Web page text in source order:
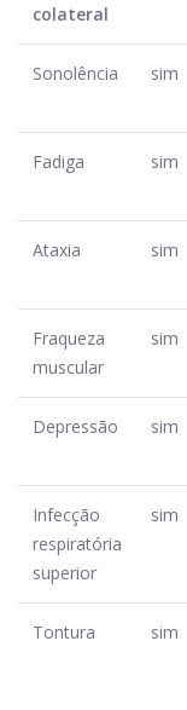
colateral
Sonolência sim
Fadiga sim
Ataxia sim
Fraqueza
muscular
sim
Depressão sim
Infecção
respiratória
superior
sim
Tontura sim